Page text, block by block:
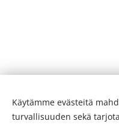
Käytämme evästeitä
turvallisuuden sekä